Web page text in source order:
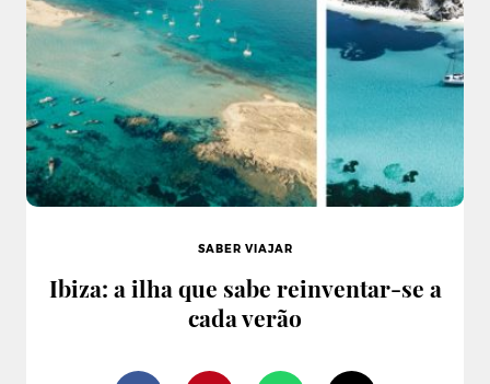
SABER VIAJAR
Ibiza: a ilha que sabe reinventar-se a
cada verão